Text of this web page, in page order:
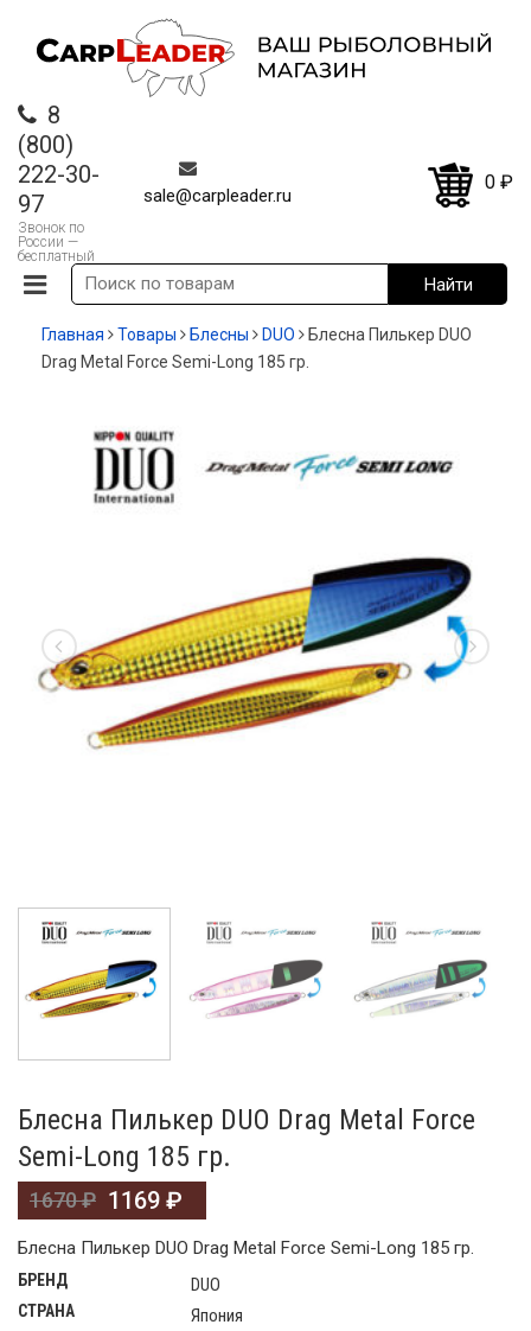
8
(800)
222-30-
97
Звонок по
России —
бесплатный
sale@carpleader.ru
0 ₽
Главная Товары Блесны DUO
Блесна Пилькер DUO
Drag Metal Force Semi-Long 185 гр.
Блесна Пилькер DUO Drag Metal Force
Semi-Long 185 гр.
1670₽ 1169 ₽
Блесна Пилькер DUO Drag Metal Force Semi-Long 185 гр.
БРЕНД DUO
СТРАНА Япония